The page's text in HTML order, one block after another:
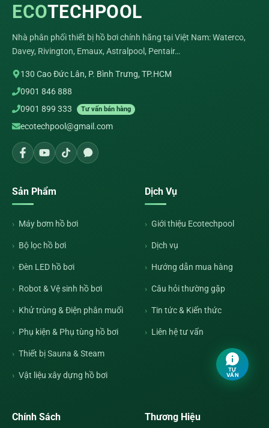
ECOTECHPOOL
Nhà phân phối thiết bị hồ bơi chính hãng tại Việt Nam: Waterco,
Davey, Rivington, Emaux, Astralpool, Pentair…
130 Cao Đức Lân, P. Bình Trưng, TP.HCM
0901 846 888
0901 899 333
Tư vấn bán hàng
ecotechpool@gmail.com
Sản Phẩm
Máy bơm hồ bơi
Bộ lọc hồ bơi
Đèn LED hồ bơi
Robot & Vệ sinh hồ bơi
Khử trùng & Điện phân muối
Phụ kiện & Phụ tùng hồ bơi
Thiết bị Sauna & Steam
Vật liệu xây dựng hồ bơi
Dịch Vụ
Giới thiệu Ecotechpool
Dịch vụ
Hướng dẫn mua hàng
Câu hỏi thường gặp
Tin tức & Kiến thức
Liên hệ tư vấn
Chính Sách Thương Hiệu
TƯ
VẤN